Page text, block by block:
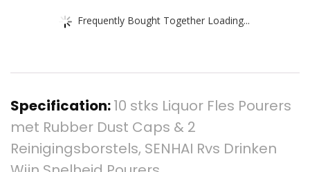
Frequently Bought Together Loading...
Specification:10 stks Liquor Fles Pourers
met Rubber Dust Caps & 2
Reinigingsborstels, SENHAI Rvs Drinken